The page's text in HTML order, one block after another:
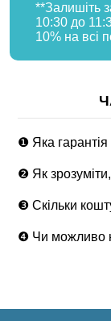
**Залишіть
10:30 до
10% на всі
❶ Яка гарантія
❷ Як
❸ Скільки
❹ Чи можливо